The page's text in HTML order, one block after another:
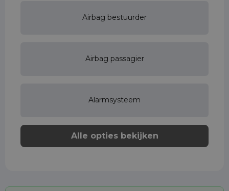
Airbag bestuurder
Airbag passagier
Alarmsysteem
Alle opties bekijken